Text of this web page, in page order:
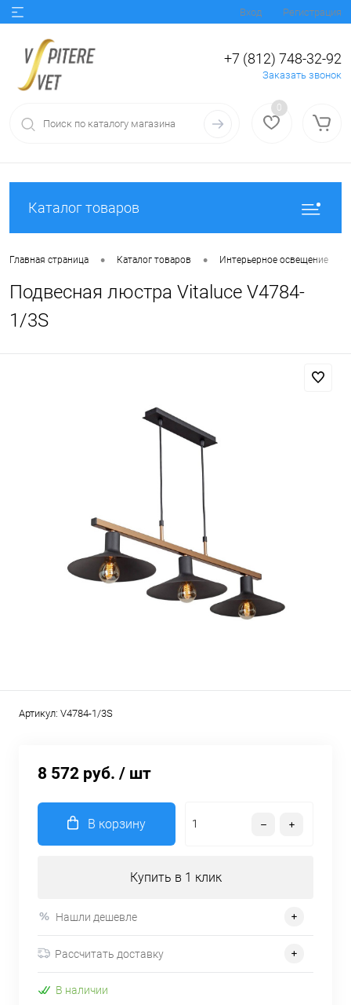
Вход Регистрация
+7 (812) 748-32-92
Заказать звонок
0
Каталог товаров
Главная страница • Каталог товаров • Интерьерное освещение
Подвесная люстра Vitaluce V4784-
1/3S
Артикул: V4784-1/3S
8 572 руб. / шт
В корзину
Купить в 1 клик
Нашли дешевле
Рассчитать доставку
В наличии